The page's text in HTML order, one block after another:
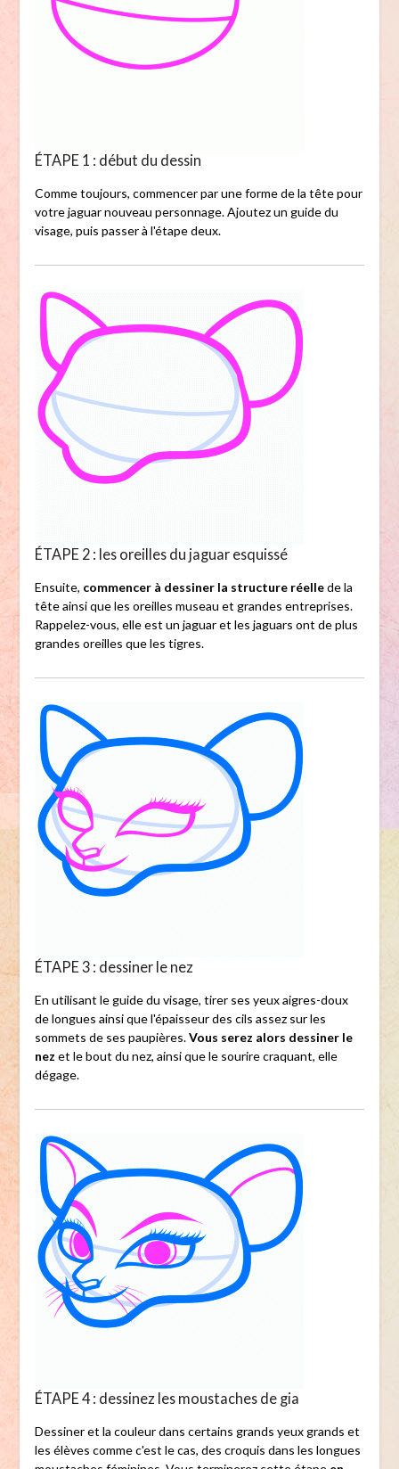
ÉTAPE 1 : début du dessin
Comme toujours, commencer par une forme de la tête pour
votre jaguar nouveau personnage. Ajoutez un guide du
visage, puis passer à l'étape deux.
ÉTAPE 2 : les oreilles du jaguar esquissé
Ensuite, commencer à dessiner la structure réellede la
tête ainsi que les oreilles museau et grandes entreprises.
Rappelez-vous, elle est un jaguar et les jaguars ont de plus
grandes oreilles que les tigres.
ÉTAPE 3 : dessiner le nez
En utilisant le guide du visage, tirer ses yeux aigres-doux
de longues ainsi que l'épaisseur des cils assez sur les
sommets de ses paupières.Vous serez alors dessiner le
nez et le bout du nez, ainsi que le sourire craquant, elle
dégage.
ÉTAPE 4 : dessinez les moustaches de gia
Dessiner et la couleur dans certains grands yeux grands et
les élèves comme c'est le cas, des croquis dans les longues